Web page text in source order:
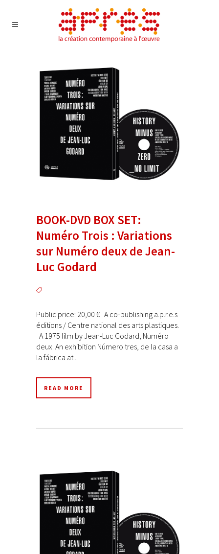
BOOK-DVD BOX SET:
Numéro Trois : Variations
sur Numéro deux de Jean-
Luc Godard
Public price: 20,00 € A co-publishing a.p.r.e.s
éditions / Centre national des arts plastiques.
A 1975 film by Jean-Luc Godard, Numéro
deux. An exhibition Número tres, de la casa a
la fábrica at...
READ MORE